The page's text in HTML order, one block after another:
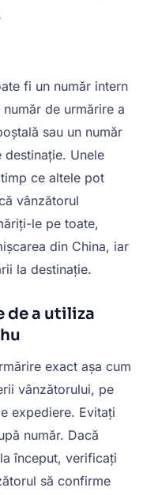
fi un număr intern
de urmărire a
sau un număr
Unele
ce altele pot
vânzătorul
le pe toate,
din China, iar
la destinație.
de a utiliza
exact așa cum
vânzătorului, pe
expediere. Evitați
număr. Dacă
început, verificați
să confirme